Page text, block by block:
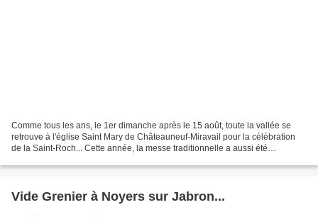
Comme tous les ans, le 1er dimanche après le 15 août, toute la vallée se
retrouve à l'église Saint Mary de Châteauneuf-Miravail pour la célébration
de la Saint-Roch... Cette année, la messe traditionnelle a aussi été
Vide Grenier à Noyers sur Jabron...